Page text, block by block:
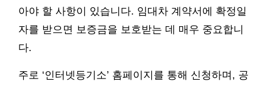
아야 할 사항이 있습니다. 임대차 계약서에 확정일
자를 받으면 보증금을 보호받는 데 매우 중요합니
다.
주로 ‘인터넷등기소’ 홈페이지를 통해 신청하며, 공